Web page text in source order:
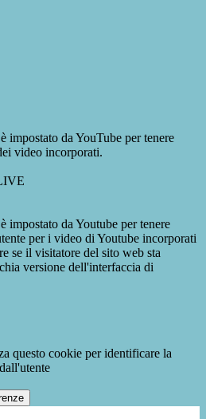
impostato da YouTube per tenere
video incorporati.
impostato da Youtube per tenere
per i video di Youtube incorporati
se il visitatore del sito web sta
versione dell'interfaccia di
questo cookie per identificare la